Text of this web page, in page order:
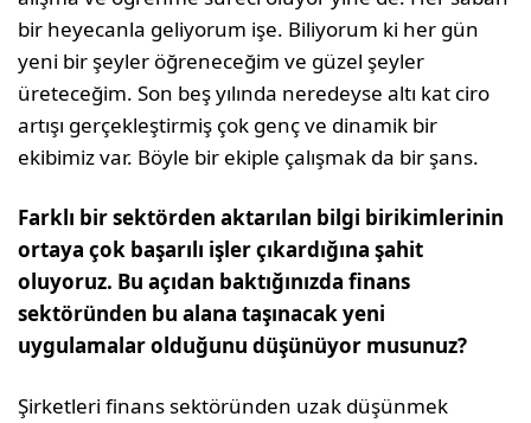
bir heyecanla geliyorum işe. Biliyorum ki her gün
yeni bir şeyler öğreneceğim ve güzel şeyler
üreteceğim. Son beş yılında neredeyse altı kat ciro
ar­tışı gerçekleştirmiş çok genç ve dinamik bir
ekibimiz var. Böyle bir ekiple çalışmak da bir şans.
Farklı bir sektörden aktarılan bilgi birikimlerinin
ortaya çok başarılı iş­ler çıkardığına şahit
oluyoruz. Bu açı­dan baktığınızda finans
sektöründen bu alana taşınacak yeni
uygulamalar olduğunu düşünüyor musunuz?
Şirketleri finans sektöründen uzak dü­şünmek